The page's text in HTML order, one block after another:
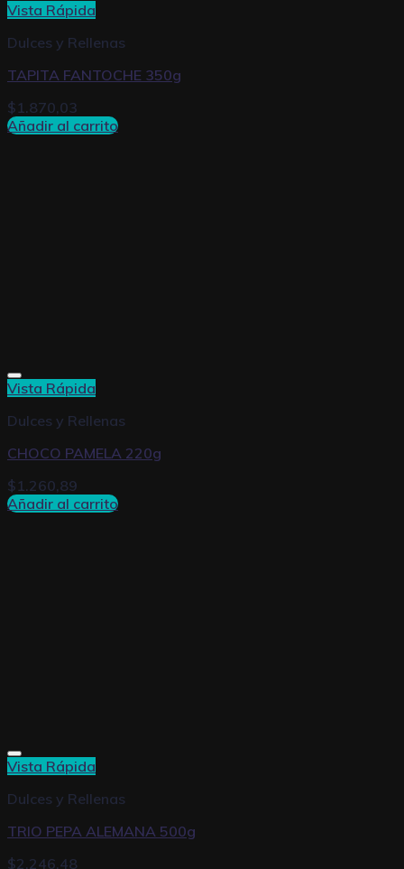
Vista Rápida
Dulces y Rellenas
TAPITA FANTOCHE 350g
$1.870,03
Añadir al carrito
Vista Rápida
Dulces y Rellenas
CHOCO PAMELA 220g
$1.260,89
Añadir al carrito
Vista Rápida
Dulces y Rellenas
TRIO PEPA ALEMANA 500g
$2.246,48